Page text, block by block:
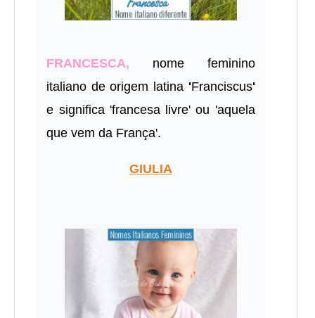
FRANCESCA,
nome feminino
italiano de origem latina 'Franciscus'
e significa 'francesa livre' ou 'aquela
que vem da França'.
GIULIA